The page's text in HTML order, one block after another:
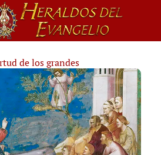
de los grandes